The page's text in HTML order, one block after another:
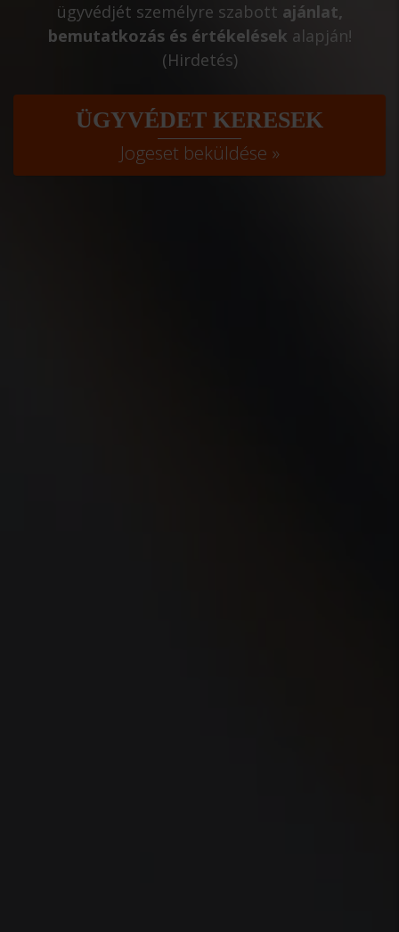
ügyvédjét személyre szabott ajánlat,
bemutatkozás és értékelések alapján!
(Hirdetés)
ÜGYVÉDET KERESEK
Jogeset beküldése »